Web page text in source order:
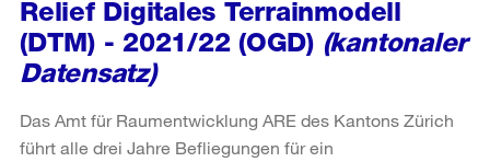
Relief Digitales Terrainmodell
(DTM) - 2021/22 (OGD) (kantonaler
Datensatz)
Das Amt für Raumentwicklung ARE des Kantons Zürich
führt alle drei Jahre Befliegungen für ein